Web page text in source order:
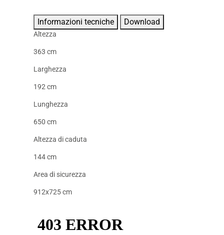
Informazioni tecniche Download
Altezza
363 cm
Larghezza
192 cm
Lunghezza
650 cm
Altezza di caduta
144 cm
Area di sicurezza
912x725 cm